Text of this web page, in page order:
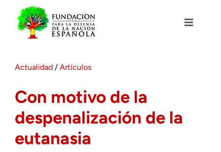
contenido
Toggle
Actualidad
Actividades
Actualidad/ Artículos
Con motivo de la
despenalización de la
eutanasia